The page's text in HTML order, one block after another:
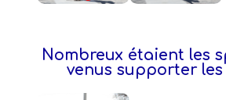
Nombreux étaient les
venus supporter les